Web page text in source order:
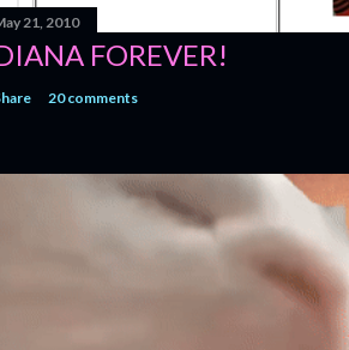
21, 2010
FOREVER!
20 comments